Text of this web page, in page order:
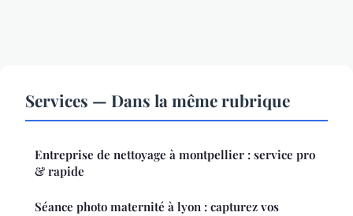
Services — Dans la même rubrique
Entreprise de nettoyage à montpellier : service pro
& rapide
Séance photo maternité à lyon : capturez vos